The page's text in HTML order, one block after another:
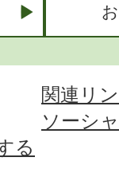
関連リ
ソーシ
る